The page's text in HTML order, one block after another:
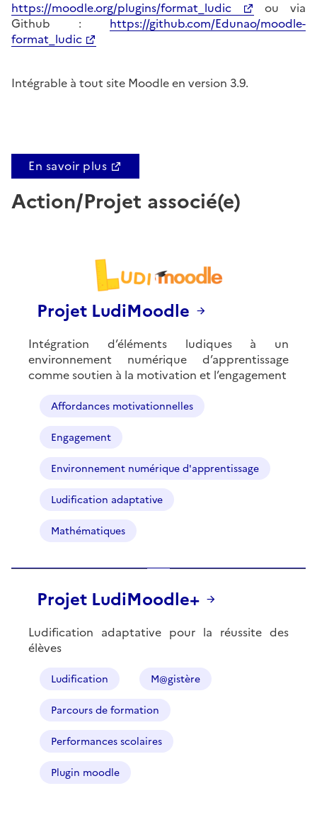
https://moodle.org/plugins/format_ludic
ou via
Github : https://github.com/Edunao/moodle-
format_ludic
Intégrable à tout site Moodle en version 3.9.
En savoir plus
Action/Projet associé(e)
Projet LudiMoodle
Intégration d’éléments ludiques à un
environnement numérique d’apprentissage
comme soutien à la motivation et l’engagement
Affordances motivationnelles
Engagement
Environnement numérique d'apprentissage
Ludification adaptative
Mathématiques
Projet LudiMoodle+
Ludification adaptative pour la réussite des
élèves
Ludification M@gistère
Parcours de formation
Performances scolaires
Plugin moodle